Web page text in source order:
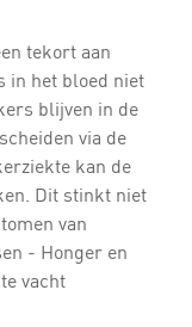
tekort aan
in het bloed niet
blijven in de
via de
kan de
Dit stinkt niet
van
- Honger en
vacht